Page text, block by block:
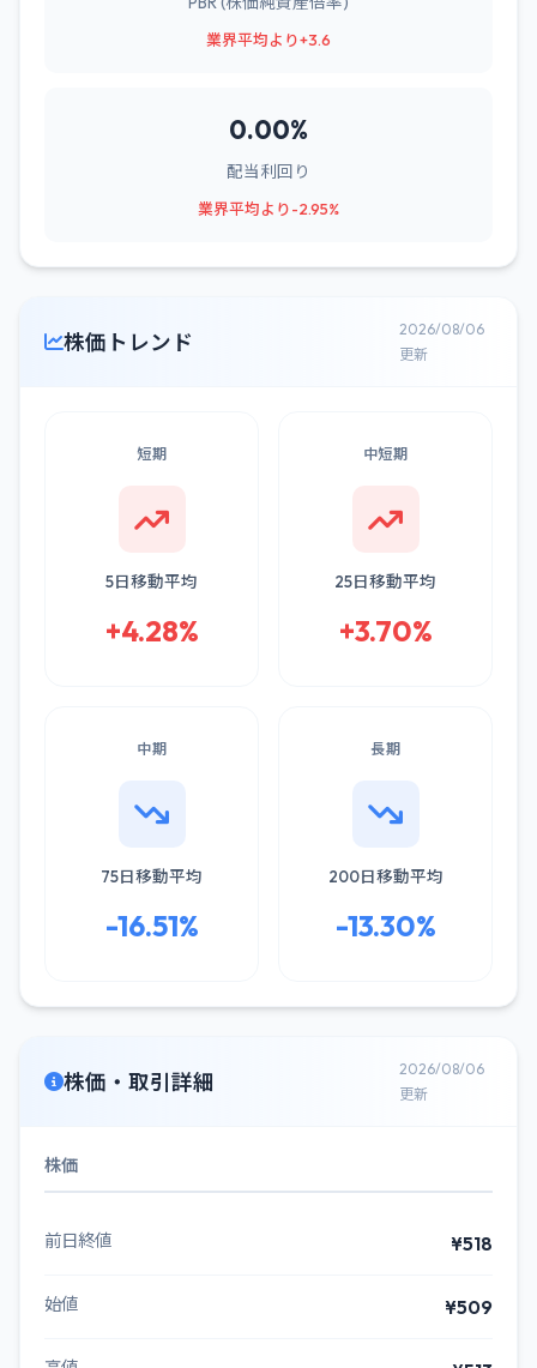
業界平均より+3.6
0.00%
配当利回り
業界平均より-2.95%
株価トレンド
2026/08/06
更新
短期
5日移動平均
+4.28%
中短期
25日移動平均
+3.70%
中期
75日移動平均
-16.51%
長期
200日移動平均
-13.30%
株価・取引詳細
2026/08/06
更新
株価
前日終値 ¥518
始値 ¥509